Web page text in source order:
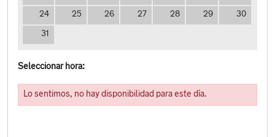
24 25 26 27 28 29 30
31
Seleccionar hora:
Lo sentimos, no hay disponibilidad para este día.